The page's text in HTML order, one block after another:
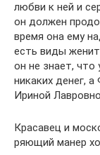
люб­ви к ней и
он должен
время она ему
есть виды
он не знает,
никаких денег,
Ириной
Красавец и
ряющий манер